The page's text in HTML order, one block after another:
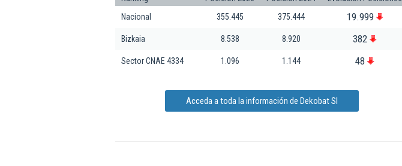
Nacional
355.445 375.444 19.999
Bizkaia 8.538 8.920 382
Sector CNAE 4334 1.096 1.144 48
Acceda a toda la información de Dekobat Sl